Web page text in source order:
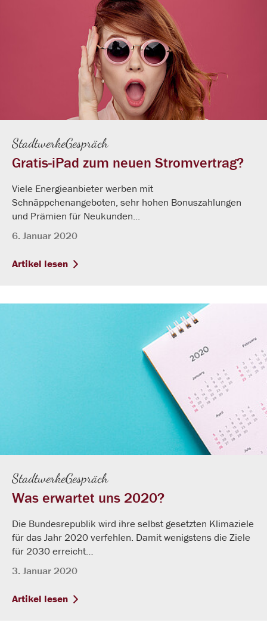
Gratis-iPad zum neuen Stromvertrag?
StadtwerkeGespräch
Viele Energieanbieter werben mit
Schnäppchenangeboten, sehr hohen Bonuszahlungen
und Prämien für Neukunden...
6. Januar 2020
Artikel lesen
Was erwartet uns 2020?
StadtwerkeGespräch
Die Bundesrepublik wird ihre selbst gesetzten Klimaziele
für das Jahr 2020 verfehlen. Damit wenigstens die Ziele
für 2030 erreicht…
3. Januar 2020
Artikel lesen